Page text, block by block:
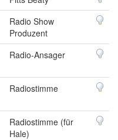
Radio Show
Produzent
Radio-Ansager
Radiostimme
Radiostimme (für
Hale)